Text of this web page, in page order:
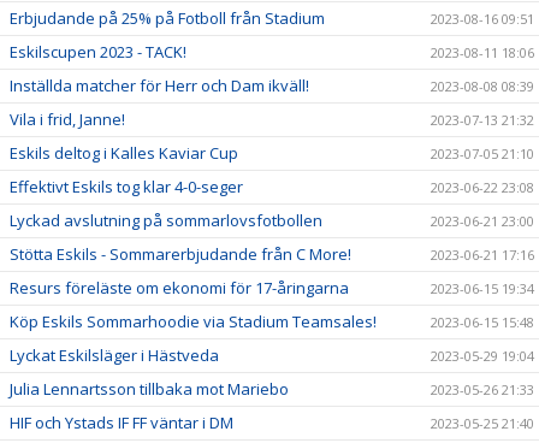
Erbjudande på 25% på Fotboll från Stadium 2023-08-16 09:51
Eskilscupen 2023 - TACK! 2023-08-11 18:06
Inställda matcher för Herr och Dam ikväll! 2023-08-08 08:39
Vila i frid, Janne! 2023-07-13 21:32
Eskils deltog i Kalles Kaviar Cup 2023-07-05 21:10
Effektivt Eskils tog klar 4-0-seger 2023-06-22 23:08
Lyckad avslutning på sommarlovsfotbollen 2023-06-21 23:00
Stötta Eskils - Sommarerbjudande från C More! 2023-06-21 17:16
Resurs föreläste om ekonomi för 17-åringarna 2023-06-15 19:34
Köp Eskils Sommarhoodie via Stadium Teamsales! 2023-06-15 15:48
Lyckat Eskilsläger i Hästveda 2023-05-29 19:04
Julia Lennartsson tillbaka mot Mariebo 2023-05-26 21:33
HIF och Ystads IF FF väntar i DM 2023-05-25 21:40